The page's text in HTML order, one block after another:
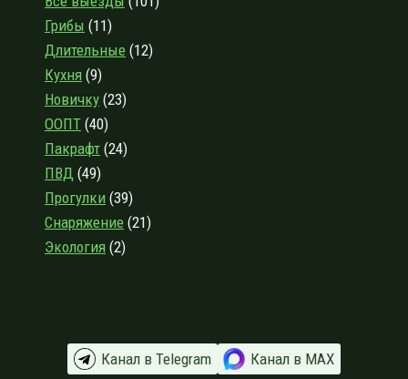
ТОСНЫ
ПОСЁЛКА
РАДОФИННИКОВО
Грибы (11)
Длительные (12)
Кухня (9)
Новичку (23)
ООПТ (40)
Пакрафт (24)
ПВД (49)
Прогулки (39)
Снаряжение (21)
Экология (2)
Канал в Telegram Канал в МАХ